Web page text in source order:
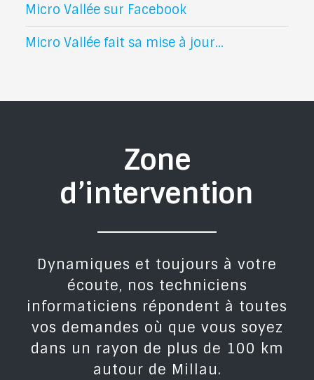
Micro Vallée sur Facebook
Micro Vallée fait sa mise à jour...
Zone
d’intervention
Dynamiques et toujours à votre
écoute, nos techniciens
informaticiens répondent à toutes
vos demandes où que vous soyez
dans un rayon de plus de 100 km
autour de Millau.